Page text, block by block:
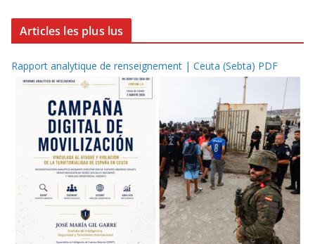
Articles les plus lus
Rapport analytique de renseignement | Ceuta (Sebta) PDF